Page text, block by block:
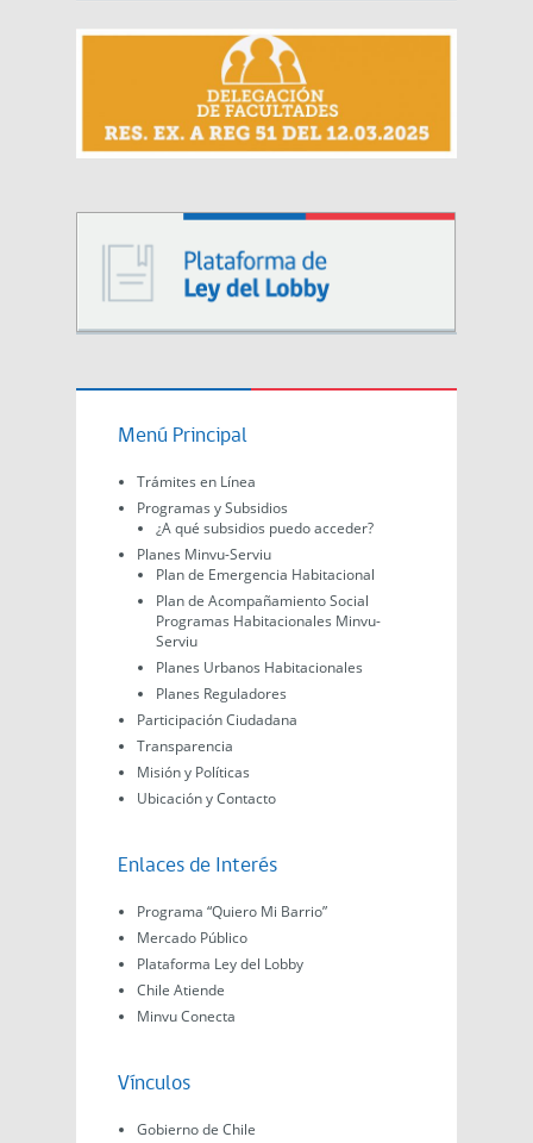
Menú Principal
Trámites en Línea
Programas y Subsidios
¿A qué subsidios puedo acceder?
Planes Minvu-Serviu
Plan de Emergencia Habitacional
Plan de Acompañamiento Social
Programas Habitacionales Minvu-
Serviu
Planes Urbanos Habitacionales
Planes Reguladores
Participación Ciudadana
Transparencia
Misión y Políticas
Ubicación y Contacto
Enlaces de Interés
Programa “Quiero Mi Barrio”
Mercado Público
Plataforma Ley del Lobby
Chile Atiende
Minvu Conecta
Vínculos
Gobierno de Chile